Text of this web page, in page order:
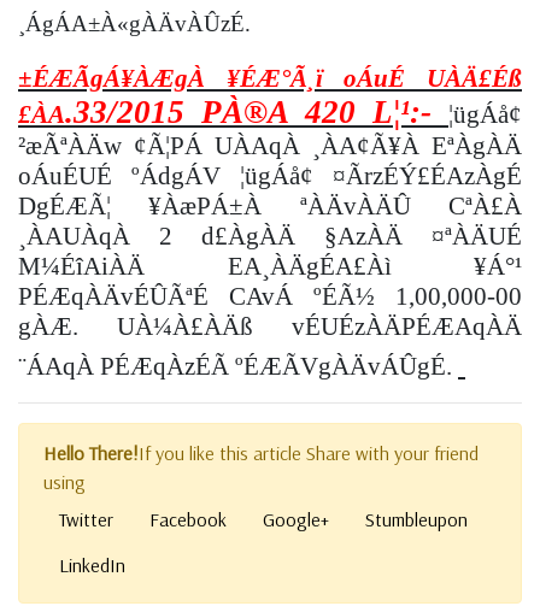
¸ÁgÁA±À«gÀÄvÀÛzÉ.
±ÉÆÃgÁ¥ÀÆgÀ ¥ÉÆ°Ã¸ï oÁuÉ UÀÄ£Éß
£ÀA.33/2015 PÀ®A 420 L¦¹:-
¦ügÁå¢
²æÃªÀÄw ¢Ã¦PÁ UÀAqÀ ¸ÀA¢Ã¥À EªÀgÀÄ
oÁuÉUÉ ºÁdgÁV ¦ügÁå¢ ¤ÃrzÉÝ£ÉAzÀgÉ
DgÉÆÃ¦ ¥ÀæPÁ±À ªÀÄvÀÄÛ CªÀ£À
¸ÀAUÀqÀ 2 d£ÀgÀÄ §AzÀÄ ¤ªÀÄUÉ
M¼ÉîAiÀÄ EA¸ÀÄgÉA£Àì ¥Á°¹
PÉÆqÀÄvÉÛÃªÉ CAvÁ ºÉÃ½ 1,00,000-00
gÀÆ. UÀ¼À£ÀÄß vÉUÉzÀÄPÉÆAqÀÄ
¨ÁAqÀ PÉÆqÀzÉÃ ºÉÆÃVgÀÄvÁÛgÉ.
Hello There!If you like this article Share with your friend
using
Twitter
Facebook Google+
Stumbleupon
LinkedIn